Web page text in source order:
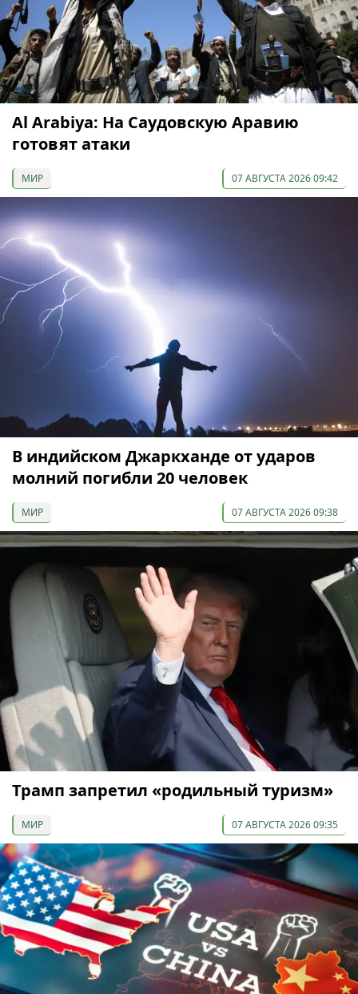
Al Arabiya: На Саудовскую Аравию
готовят атаки
МИР 07 АВГУСТА 2026 09:42
В индийском Джаркханде от ударов
молний погибли 20 человек
МИР 07 АВГУСТА 2026 09:38
Трамп запретил «родильный туризм»
МИР 07 АВГУСТА 2026 09:35